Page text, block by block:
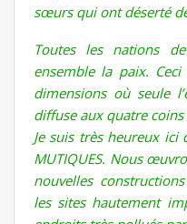
sœurs qui ont déserté
Toutes les nations
ensemble la paix.
dimensions où seule
diffuse aux quatre coins
Je suis très heureux ici
MUTIQUES. Nous
nouvelles
les sites hautement